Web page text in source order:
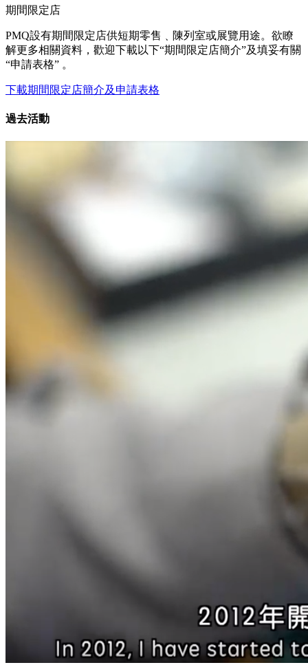
期間限定店
PMQ設有期間限定店供短期零售﹑陳列室或展覽用途。欲瞭
解更多相關資料，歡迎下載以下“期間限定店簡介”及填妥有關
“申請表格” 。
下載期間限定店簡介及申請表格
過去活動